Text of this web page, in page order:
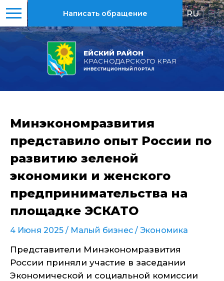
ЕЙСКИЙ РАЙОН
КРАСНОДАРСКОГО КРАЯ
ИНВЕСТИЦИОННЫЙ ПОРТАЛ
Написать обращение RU | EN
Минэкономразвития
представило опыт России по
развитию зеленой
экономики и женского
предпринимательства на
площадке ЭСКАТО
4 Июня 2025 / Малый бизнес / Экономика
Представители Минэкономразвития
России приняли участие в заседании
Экономической и социальной комиссии